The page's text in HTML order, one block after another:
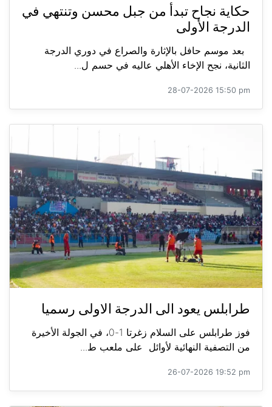
حكاية نجاح تبدأ من جبل محسن وتنتهي في
الدرجة الأولى
بعد موسم حافل بالإثارة والصراع في دوري الدرجة
الثانية، نجح الإخاء الأهلي عاليه في حسم ل...
28-07-2026 15:50 pm
طرابلس يعود الى الدرجة الاولى رسميا
فوز طرابلس على السلام زغرتا 1-0، في الجولة الأخيرة
من التصفية النهائية لأوائل على ملعب ط...
26-07-2026 19:52 pm